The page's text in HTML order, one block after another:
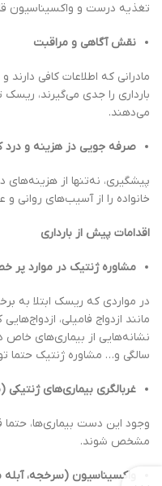
تغذیه درست و واکسیناسیون
نقش آگاهی و مراقبت
مادرانی که اطلاعات کافی
بارداری را جدی می‌گیرند،
می‌دهند.
صرفه جویی دز هزینه و درد
پیشگیری، نه‌تنها از هزینه‌های
خانواده را از آسیب‌های
اقدامات پیش از بارداری
مشاوره ژنتیک در موارد پر
در مواردی که ریسک ابتلا به
مانند ازدواج فامیلی،
سالگی و… مشاوره ژنتیک حتما
غربالگری بیماری‌های ژنتیکی
وجود این دست بیماری‌ها، حتما
مشخص شوند.
واکسیناسیون (سرخجه،